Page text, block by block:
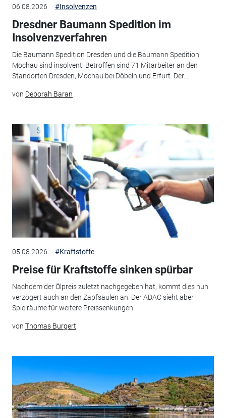
06.08.2026 #Insolvenzen
Dresdner Baumann Spedition im
Insolvenzverfahren
Die Baumann Spedition Dresden und die Baumann Spedition
Mochau sind insolvent. Betroffen sind 71 Mitarbeiter an den
Standorten Dresden, Mochau bei Döbeln und Erfurt. Der...
von Deborah Baran
05.08.2026 #Kraftstoffe
Preise für Kraftstoffe sinken spürbar
Nachdem der Ölpreis zuletzt nachgegeben hat, kommt dies nun
verzögert auch an den Zapfsäulen an. Der ADAC sieht aber
Spielräume für weitere Preissenkungen.
von Thomas Burgert